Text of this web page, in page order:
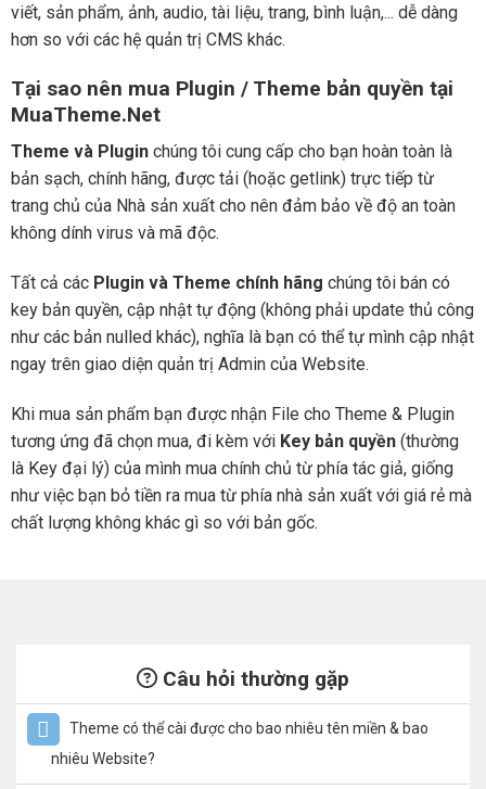
viết, sản phẩm, ảnh, audio, tài liệu, trang, bình luận,... dễ dàng
hơn so với các hệ quản trị CMS khác.
Tại sao nên mua Plugin / Theme bản quyền tại
MuaTheme.Net
Theme và Plugin chúng tôi cung cấp cho bạn hoàn toàn là
bản sạch, chính hãng, được tải (hoặc getlink) trực tiếp từ
trang chủ của Nhà sản xuất cho nên đảm bảo về độ an toàn
không dính virus và mã độc.
Tất cả các Plugin và Theme chính hãng chúng tôi bán có
key bản quyền, cập nhật tự động (không phải update thủ công
như các bản nulled khác), nghĩa là bạn có thể tự mình cập nhật
ngay trên giao diện quản trị Admin của Website.
Khi mua sản phẩm bạn được nhận File cho Theme & Plugin
tương ứng đã chọn mua, đi kèm với Key bản quyền (thường
là Key đại lý) của mình mua chính chủ từ phía tác giả, giống
như việc bạn bỏ tiền ra mua từ phía nhà sản xuất với giá rẻ mà
chất lượng không khác gì so với bản gốc.
Câu hỏi thường gặp
Theme có thể cài được cho bao nhiêu tên miền & bao
nhiêu Website?